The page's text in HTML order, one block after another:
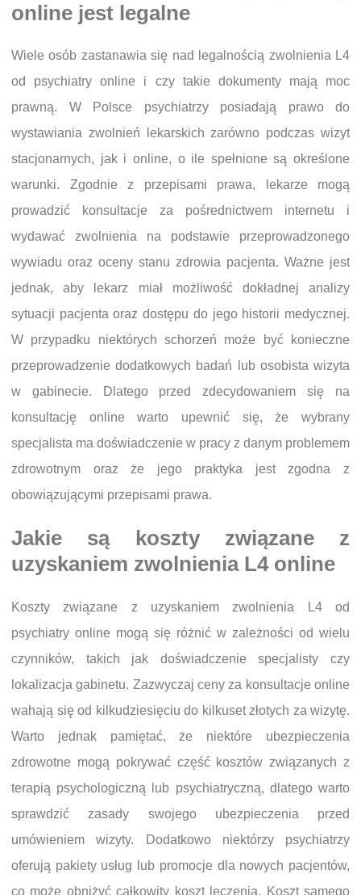
online jest legalne
Wiele osób zastanawia się nad legalnością zwolnienia L4
od psychiatry online i czy takie dokumenty mają moc
prawną. W Polsce psychiatrzy posiadają prawo do
wystawiania zwolnień lekarskich zarówno podczas wizyt
stacjonarnych, jak i online, o ile spełnione są określone
warunki. Zgodnie z przepisami prawa, lekarze mogą
prowadzić konsultacje za pośrednictwem internetu i
wydawać zwolnienia na podstawie przeprowadzonego
wywiadu oraz oceny stanu zdrowia pacjenta. Ważne jest
jednak, aby lekarz miał możliwość dokładnej analizy
sytuacji pacjenta oraz dostępu do jego historii medycznej.
W przypadku niektórych schorzeń może być konieczne
przeprowadzenie dodatkowych badań lub osobista wizyta
w gabinecie. Dlatego przed zdecydowaniem się na
konsultację online warto upewnić się, że wybrany
specjalista ma doświadczenie w pracy z danym problemem
zdrowotnym oraz że jego praktyka jest zgodna z
obowiązującymi przepisami prawa.
Jakie są koszty związane z
uzyskaniem zwolnienia L4 online
Koszty związane z uzyskaniem zwolnienia L4 od
psychiatry online mogą się różnić w zależności od wielu
czynników, takich jak doświadczenie specjalisty czy
lokalizacja gabinetu. Zazwyczaj ceny za konsultacje online
wahają się od kilkudziesięciu do kilkuset złotych za wizytę.
Warto jednak pamiętać, że niektóre ubezpieczenia
zdrowotne mogą pokrywać część kosztów związanych z
terapią psychologiczną lub psychiatryczną, dlatego warto
sprawdzić zasady swojego ubezpieczenia przed
umówieniem wizyty. Dodatkowo niektórzy psychiatrzy
oferują pakiety usług lub promocje dla nowych pacjentów,
co może obniżyć całkowity koszt leczenia. Koszt samego